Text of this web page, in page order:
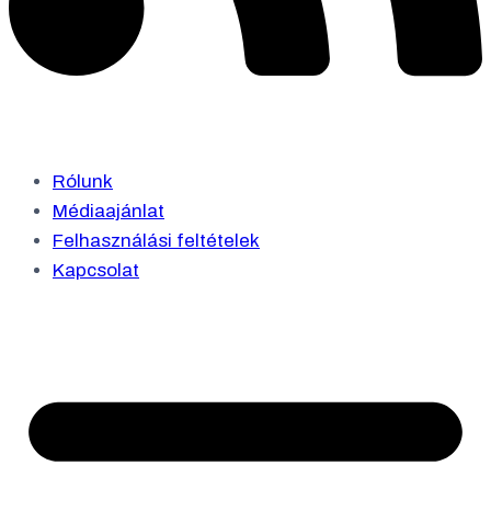
Rólunk
Médiaajánlat
Felhasználási feltételek
Kapcsolat